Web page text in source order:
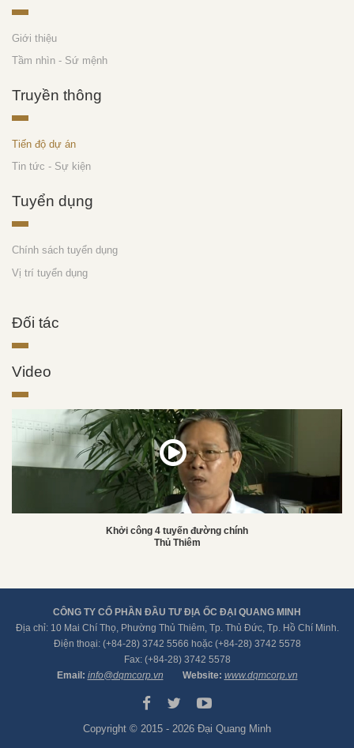
Giới thiệu
Tầm nhìn - Sứ mệnh
Truyền thông
Tiến độ dự án
Tin tức - Sự kiện
Tuyển dụng
Chính sách tuyển dụng
Vị trí tuyển dụng
Đối tác
Video
Khởi công 4 tuyến đường chính
Thủ Thiêm
CÔNG TY CỔ PHẦN ĐẦU TƯ ĐỊA ỐC ĐẠI QUANG MINH
Địa chỉ: 10 Mai Chí Thọ, Phường Thủ Thiêm, Tp. Thủ Đức, Tp. Hồ Chí Minh.
Điện thoại: (+84-28) 3742 5566 hoặc (+84-28) 3742 5578
Fax: (+84-28) 3742 5578
Email: info@dqmcorp.vn Website: www.dqmcorp.vn
Copyright © 2015 - 2026 Đại Quang Minh